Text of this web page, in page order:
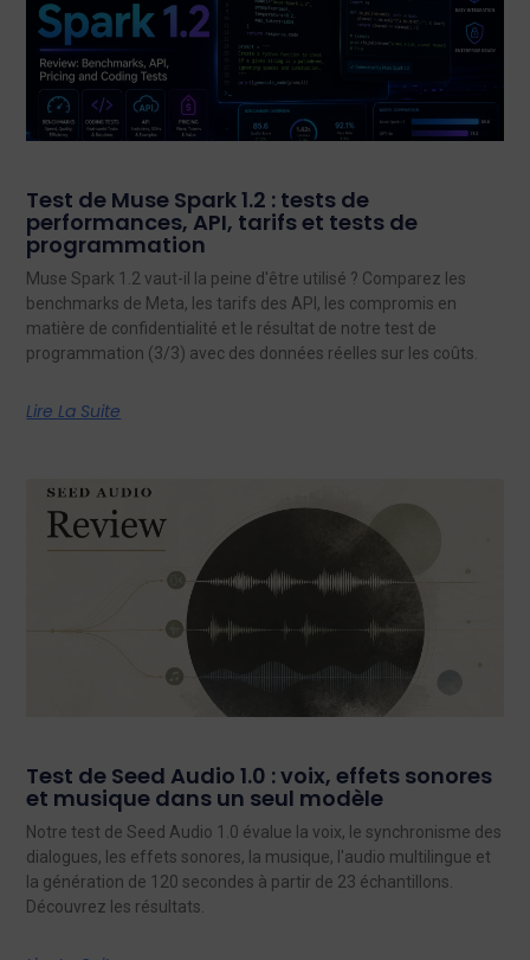
Test de Muse Spark 1.2 : tests de
performances, API, tarifs et tests de
programmation
Muse Spark 1.2 vaut-il la peine d'être utilisé ? Comparez les
benchmarks de Meta, les tarifs des API, les compromis en
matière de confidentialité et le résultat de notre test de
programmation (3/3) avec des données réelles sur les coûts.
Lire La Suite
Test de Seed Audio 1.0 : voix, effets sonores
et musique dans un seul modèle
Notre test de Seed Audio 1.0 évalue la voix, le synchronisme des
dialogues, les effets sonores, la musique, l'audio multilingue et
la génération de 120 secondes à partir de 23 échantillons.
Découvrez les résultats.